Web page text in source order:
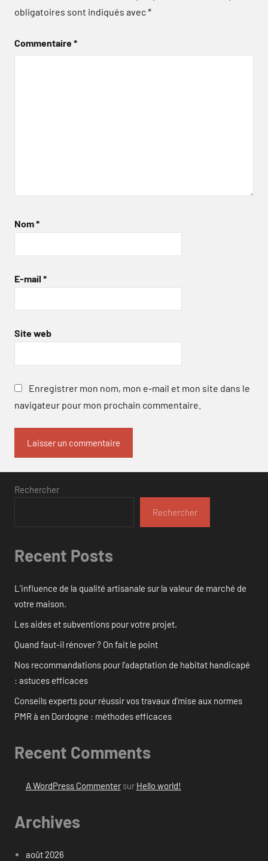
obligatoires sont indiqués avec*
Commentaire*
Nom*
E-mail *
Site web
Enregistrer mon nom, mon e-mail et mon site dans le
navigateur pour mon prochain commentaire.
Rechercher
Rechercher
Recent Posts
L’influence de la qualité artisanale sur la valeur de marché de
votre maison.
Les aides et subventions pour votre projet.
Quand faut-il rénover ? On fait le point
Nos recommandations pour l’adaptation de habitat handicapé
: astuces efficaces
Conseils experts pour réussir vos travaux d’mise aux normes
PMR à en Dordogne : méthodes efficaces
Recent Comments
A WordPress Commentersur Hello world!
Archives
août 2026